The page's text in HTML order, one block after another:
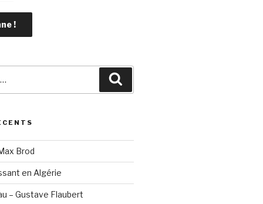
Brod
en Algérie
– Gustave Flaubert